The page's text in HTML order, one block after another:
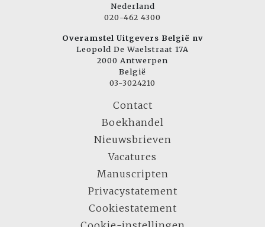
Nederland
020-462 4300
Overamstel Uitgevers België nv
Leopold De Waelstraat 17A
2000 Antwerpen
België
03-3024210
Contact
Boekhandel
Nieuwsbrieven
Vacatures
Manuscripten
Privacystatement
Cookiestatement